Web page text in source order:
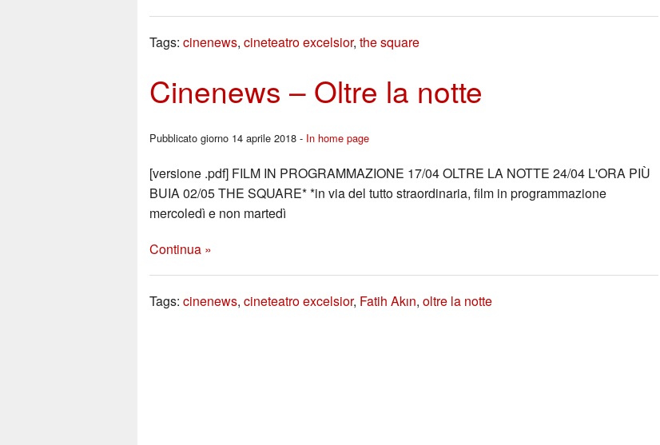
Tags: cinenews, cineteatro excelsior, the square
Cinenews – Oltre la notte
Pubblicato giorno 14 aprile 2018 - In home page
[versione .pdf] FILM IN PROGRAMMAZIONE 17/04 OLTRE LA NOTTE 24/04 L'ORA PIÙ
BUIA 02/05 THE SQUARE* *in via del tutto straordinaria, film in programmazione
mercoledì e non martedì
Continua »
Tags: cinenews, cineteatro excelsior, Fatih Akın, oltre la notte